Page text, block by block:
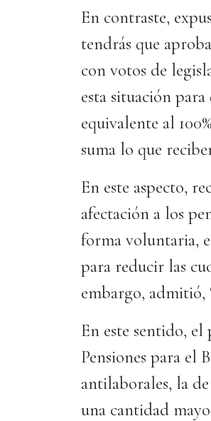
En contraste,
tendrás que
con votos de
esta situación
equivalente al
suma lo que
En este aspecto,
afectación a los
forma voluntaria,
para reducir las
embargo, admitió,
En este sentido,
Pensiones para el
antilaborales, la
una cantidad